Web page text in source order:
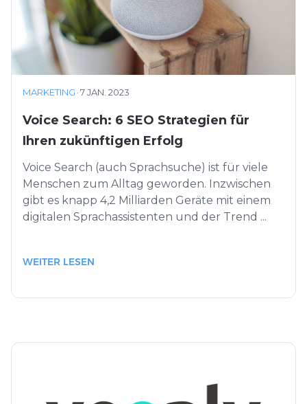
MARKETING ·7 JAN. 2023
Voice Search: 6 SEO Strategien für
Ihren zukünftigen Erfolg
Voice Search (auch Sprachsuche) ist für viele
Menschen zum Alltag geworden. Inzwischen
gibt es knapp 4,2 Milliarden Geräte mit einem
digitalen Sprachassistenten und der Trend ...
WEITER LESEN